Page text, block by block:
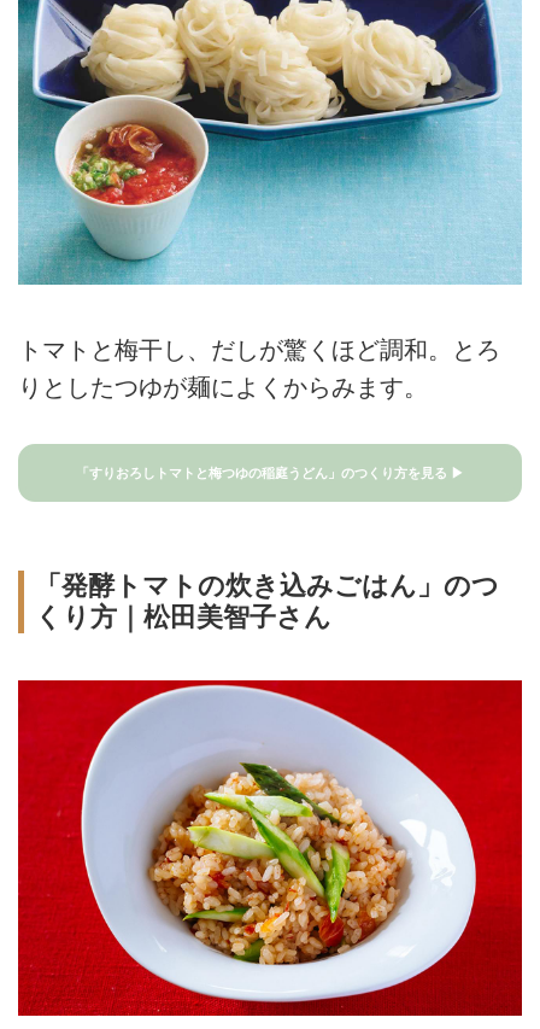
トマトと梅干し、だしが驚くほど調和。とろ
りとしたつゆが麺によくからみます。
「すりおろしトマトと梅つゆの稲庭うどん」のつくり方を見る ▶
「発酵トマトの炊き込みごはん」のつ
くり方｜松田美智子さん